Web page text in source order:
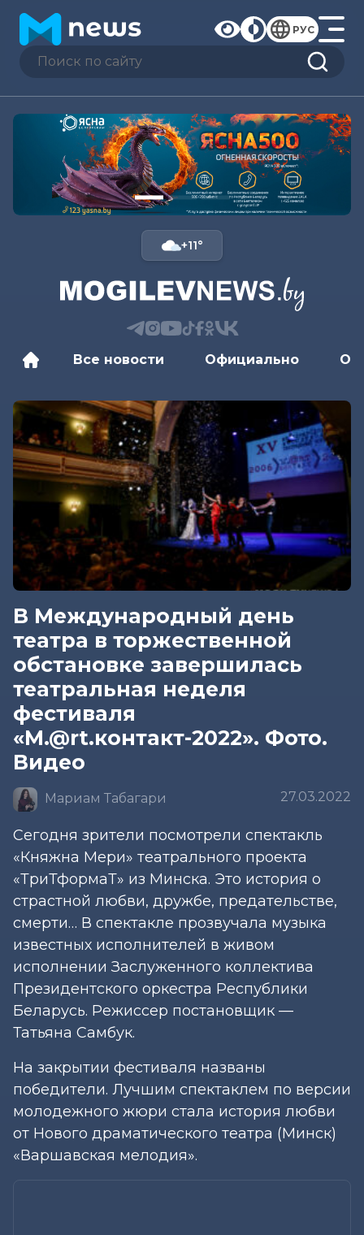
РУС
+11°
Все новости Официально
В Международный день
театра в торжественной
обстановке завершилась
театральная неделя
фестиваля
«М.@rt.контакт-2022». Фото.
Видео
Мариам Табагари 27.03.2022
Сегодня зрители посмотрели спектакль
«Княжна Мери» театрального проекта
«ТриТформаТ» из Минска. Это история о
страстной любви, дружбе, предательстве,
смерти… В спектакле прозвучала музыка
известных исполнителей в живом
исполнении Заслуженного коллектива
Президентского оркестра Республики
Беларусь. Режиссер постановщик —
Татьяна Самбук.
На закрытии фестиваля названы
победители. Лучшим спектаклем по версии
молодежного жюри стала история любви
от Нового драматического театра (Минск)
«Варшавская мелодия».